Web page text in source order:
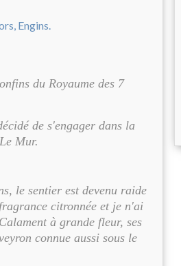
du Royaume des 7
de s'engager dans la
Mur.
le sentier est devenu raide
citronnée et je n'ai
à grande fleur, ses
connue aussi sous le